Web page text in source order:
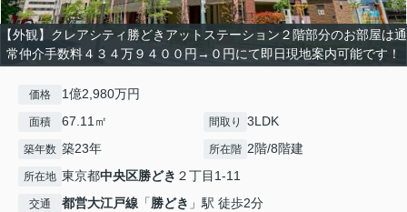
【外観】クレアシティ勝どきアットステーション２階部分のお部屋は通
常仲介手数料４３４万９４００円→０円にて即日現地案内可能です！
価格 1億2,980万円
面積 67.11㎡ 間取り 3LDK
築年数 築23年 所在階 2階/8階建
所在地 東京都中央区勝どき ２丁目1-11
交通 都営大江戸線 「勝どき 」駅 徒歩2分